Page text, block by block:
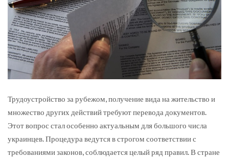
Трудоустройство за рубежом, получение вида на жительство и
множество других действий требуют перевода документов.
Этот вопрос стал особенно актуальным для большого числа
украинцев. Процедура ведутся в строгом соответствии с
требованиями законов, соблюдается целый ряд правил. В стране